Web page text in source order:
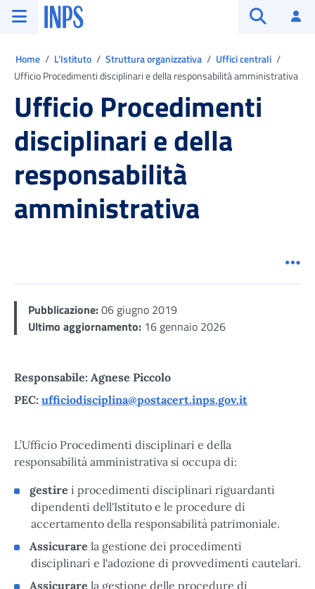
Vai al menu principale
Vai al contenuto principale
Vai al pie' di pagina
INPS ()
Home L'Istituto Struttura organizzativa
Uffici centrali
Ufficio Procedimenti disciplinari e della responsabilità amministrativa
Ufficio Procedimenti
disciplinari e della
responsabilità
amministrativa
Pubblicazione:06 giugno 2019
Ultimo aggiornamento: 16 gennaio 2026
Responsabile: Agnese Piccolo
PEC: ufficiodisciplina@postacert.inps.gov.it
L’Ufficio Procedimenti disciplinari e della
responsabilità amministrativa si occupa di:
gestire i procedimenti disciplinari riguardanti
dipendenti dell'Istituto e le procedure di
accertamento della responsabilità patrimoniale.
Assicurare la gestione dei procedimenti
disciplinari e l'adozione di provvedimenti cautelari.
Assicurare la gestione delle procedure di